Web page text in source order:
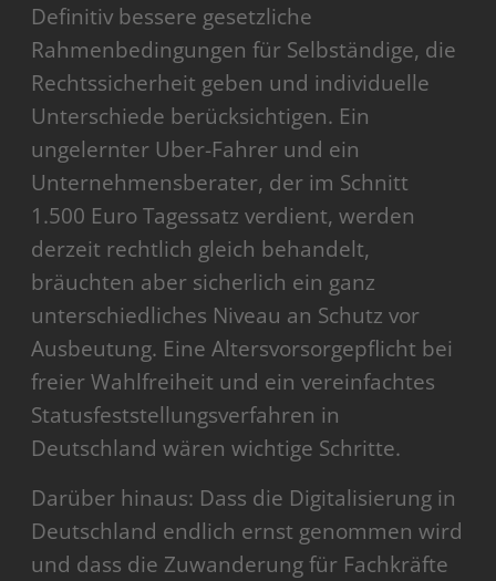
Definitiv bessere gesetzliche
Rahmenbedingungen für Selbständige, die
Rechtssicherheit geben und individuelle
Unterschiede berücksichtigen. Ein
ungelernter Uber-Fahrer und ein
Unternehmensberater, der im Schnitt
1.500 Euro Tagessatz verdient, werden
derzeit rechtlich gleich behandelt,
bräuchten aber sicherlich ein ganz
unterschiedliches Niveau an Schutz vor
Ausbeutung. Eine Altersvorsorgepflicht bei
freier Wahlfreiheit und ein vereinfachtes
Statusfeststellungsverfahren in
Deutschland wären wichtige Schritte.
Darüber hinaus: Dass die Digitalisierung in
Deutschland endlich ernst genommen wird
und dass die Zuwanderung für Fachkräfte